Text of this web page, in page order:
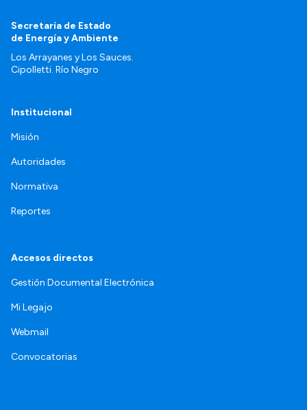
Secretaría de Estado
de Energía y Ambiente
Los Arrayanes y Los Sauces.
Cipolletti. Río Negro
Institucional
Misión
Autoridades
Normativa
Reportes
Accesos directos
Gestión Documental Electrónica
Mi Legajo
Webmail
Convocatorias